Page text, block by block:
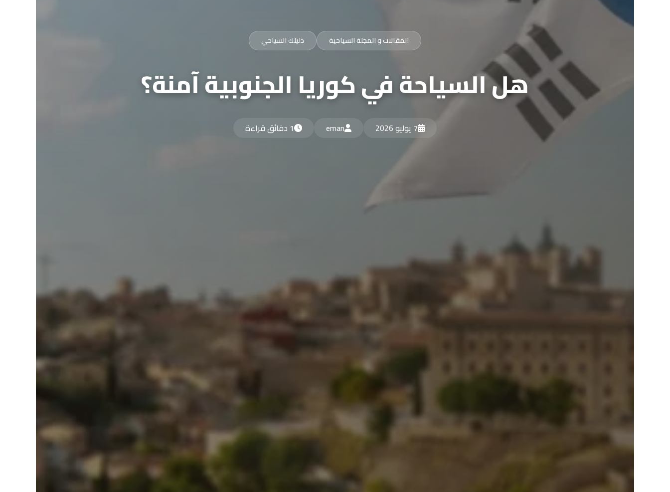
المقالات و المجلة السياحية دليلك السياحي
هل السياحة في كوريا الجنوبية آمنة؟
7 يوليو 2026 eman 1 دقائق قراءة